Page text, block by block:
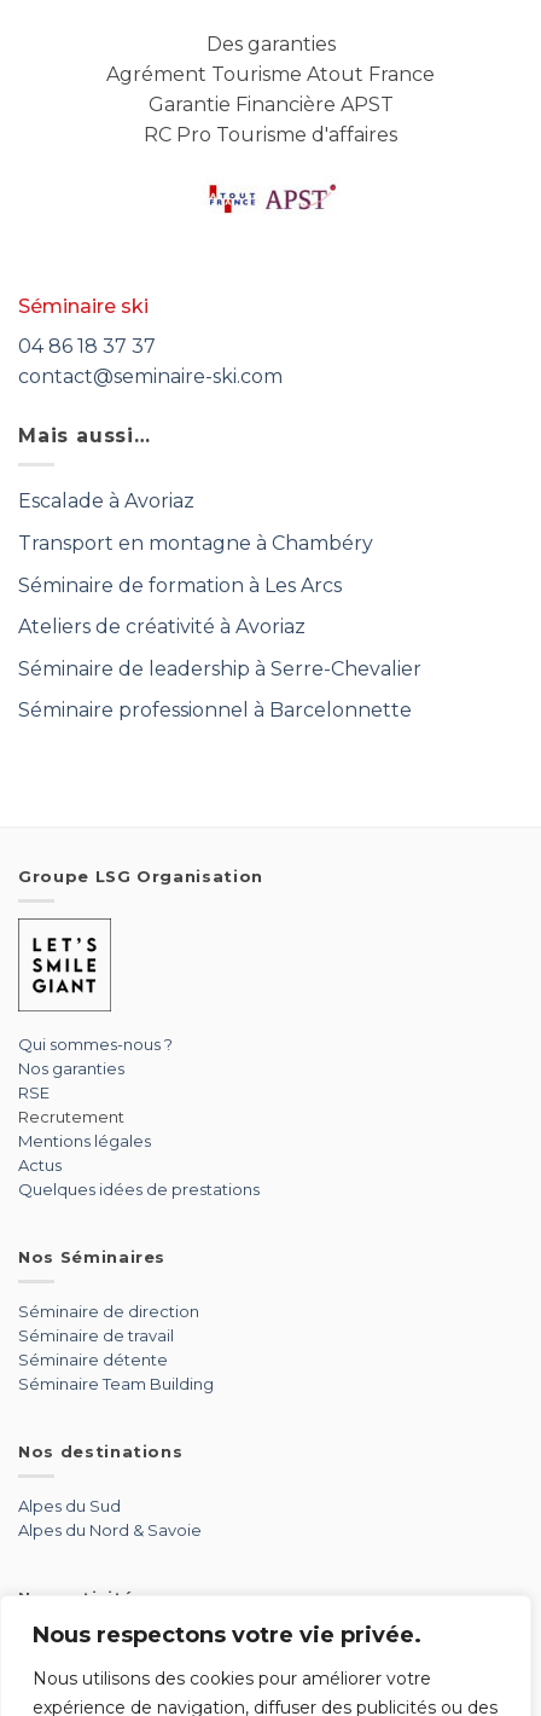
Nous respectons votre vie privée.
Nous utilisons des cookies pour améliorer votre
expérience de navigation, diffuser des publicités ou des
Des garanties
Agrément Tourisme Atout France
Garantie Financière APST
RC Pro Tourisme d'affaires
Séminaire ski
04 86 18 37 37
contact@seminaire-ski.com
Mais aussi…
Escalade à Avoriaz
Transport en montagne à Chambéry
Séminaire de formation à Les Arcs
Ateliers de créativité à Avoriaz
Séminaire de leadership à Serre-Chevalier
Séminaire professionnel à Barcelonnette
Groupe LSG Organisation
Qui sommes-nous ?
Nos garanties
RSE
Recrutement
Mentions légales
Actus
Quelques idées de prestations
Nos Séminaires
Séminaire de direction
Séminaire de travail
Séminaire détente
Séminaire Team Building
Nos destinations
Alpes du Sud
Alpes du Nord & Savoie
Nos activités
Aventure
Détente